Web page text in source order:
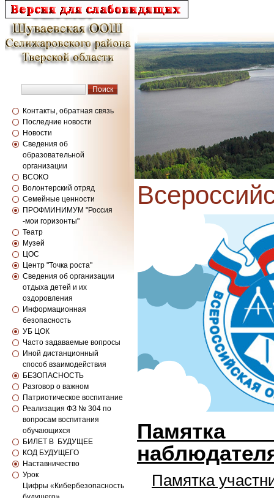
Контакты, обратная связь
Последние новости
Новости
Сведения об
образовательной
организации
ВСОКО
Волонтерский отряд
Семейные ценности
ПРОФМИНИМУМ "Россия
-мои горизонты"
Театр
Музей
ЦОС
Центр "Точка роста"
Сведения об организации
отдыха детей и их
оздоровления
Информационная
безопасность
УБ ЦОК
Часто задаваемые вопросы
Иной дистанционный
способ взаимодействия
БЕЗОПАСНОСТЬ
Разговор о важном
Патриотическое воспитание
Реализация ФЗ № 304 по
вопросам воспитания
обучающихся
БИЛЕТ В БУДУЩЕЕ
КОД БУДУЩЕГО
Наставничество
Урок
Цифры «Кибербезопасность
Памятка